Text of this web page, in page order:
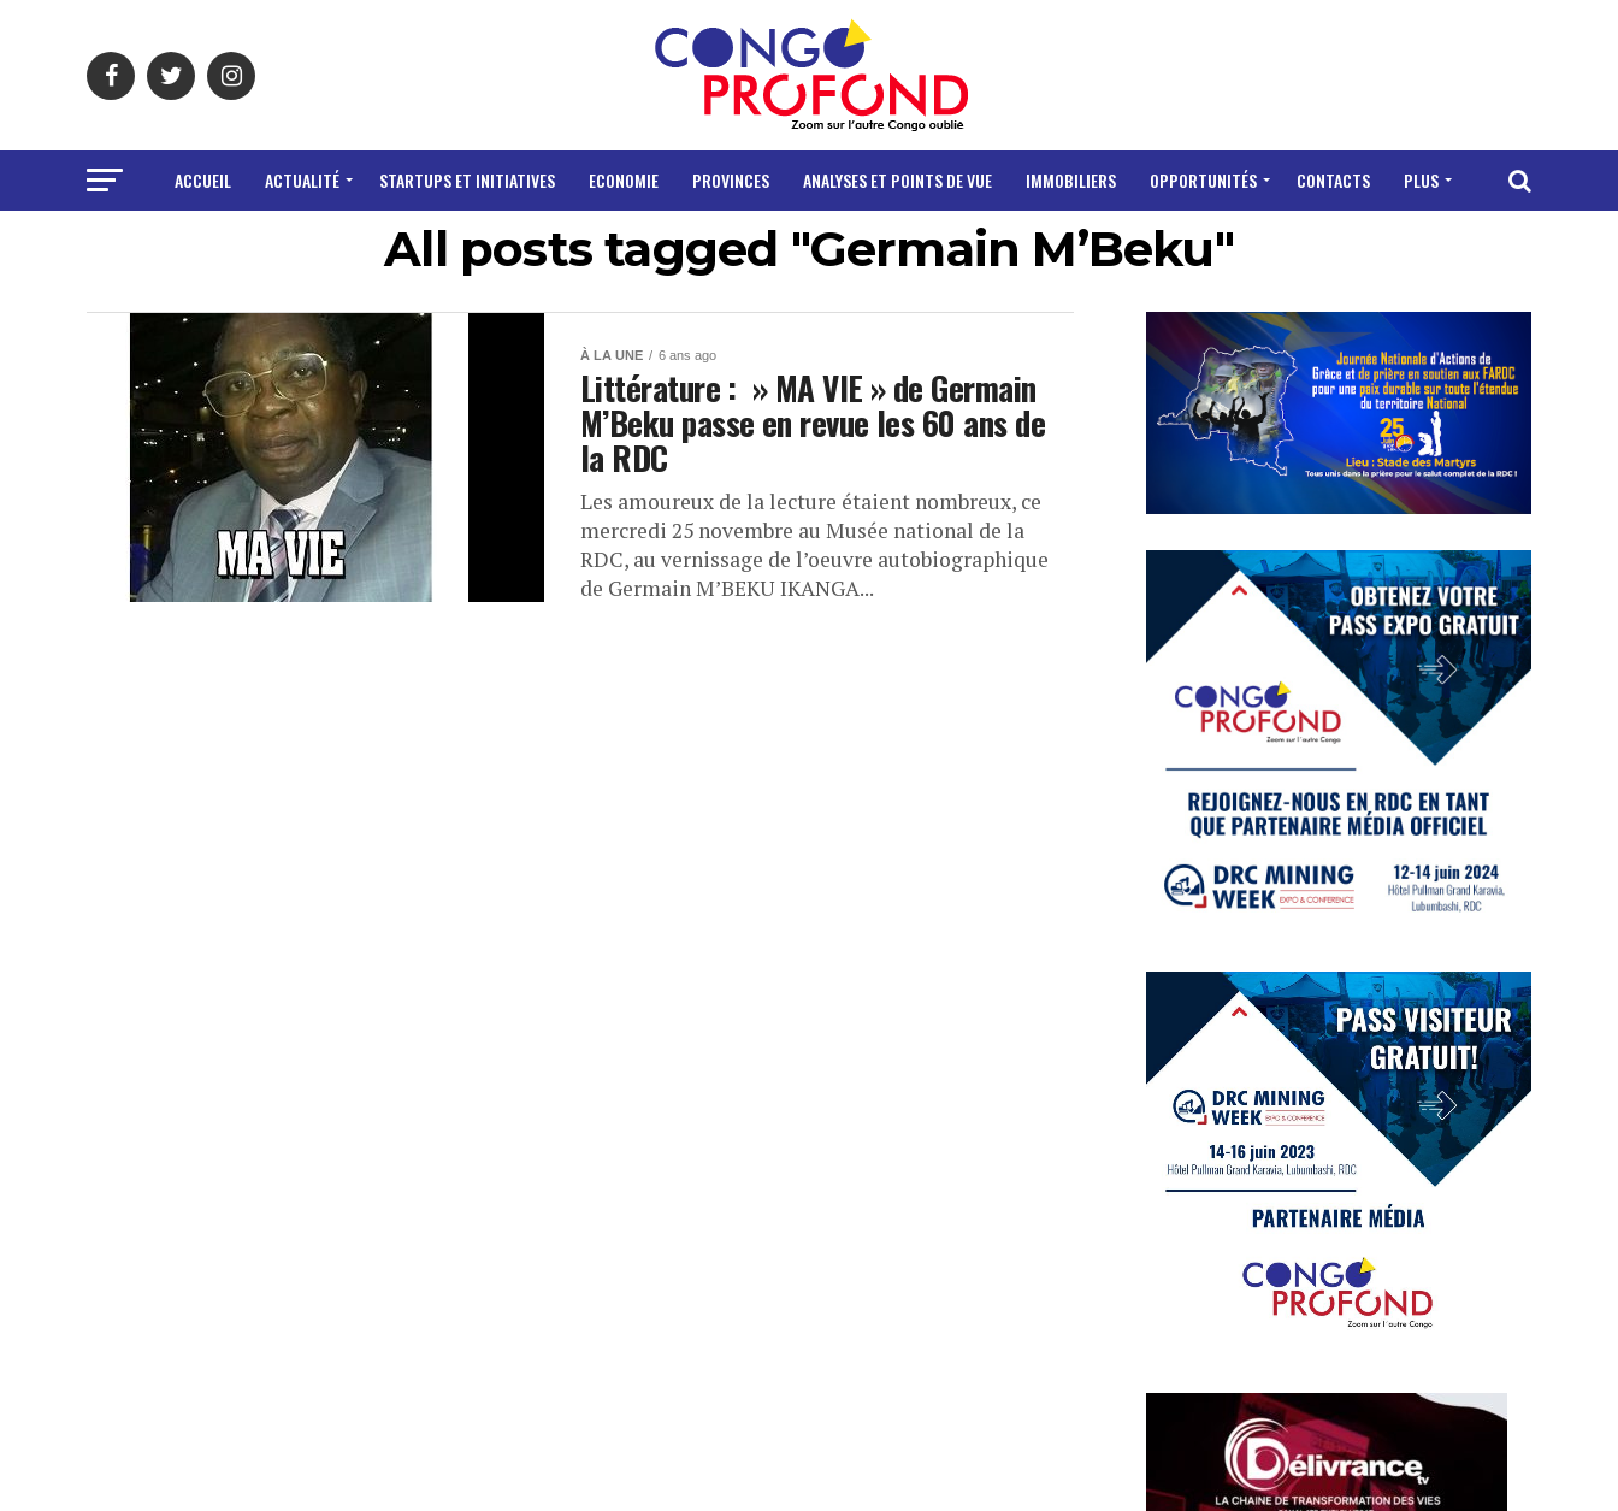
ACCUEIL ACTUALITÉ STARTUPS ET INITIATIVES ECONOMIE PROVINCES ANALYSES ET POINTS DE VUE IMMOBILIERS OPPORTUNITÉS CONTACTS PLUS
All posts tagged "Germain M’Beku"
À LA UNE 6 ans ago
Littérature : » MA VIE » de Germain
M’Beku passe en revue les 60 ans de
la RDC
Les amoureux de la lecture étaient nombreux, ce
mercredi 25 novembre au Musée national de la
RDC, au vernissage de l’oeuvre autobiographique
de Germain M’BEKU IKANGA...